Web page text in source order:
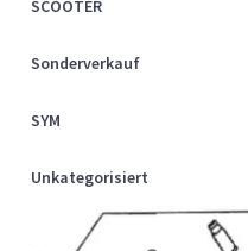
SCOOTER
Sonderverkauf
SYM
Unkategorisiert